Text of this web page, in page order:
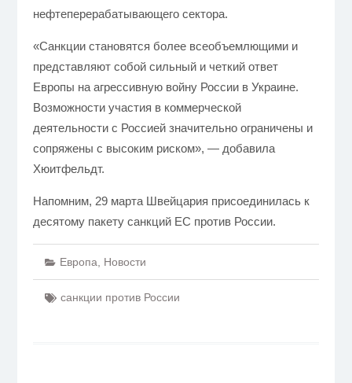
нефтеперерабатывающего сектора.
«Санкции становятся более всеобъемлющими и
представляют собой сильный и четкий ответ
Европы на агрессивную войну России в Украине.
Возможности участия в коммерческой
деятельности с Россией значительно ограничены и
сопряжены с высоким риском», — добавила
Хюитфельдт.
Напомним, 29 марта Швейцария присоединилась к
десятому пакету санкций ЕС против России.
Европа Новости
санкции против России